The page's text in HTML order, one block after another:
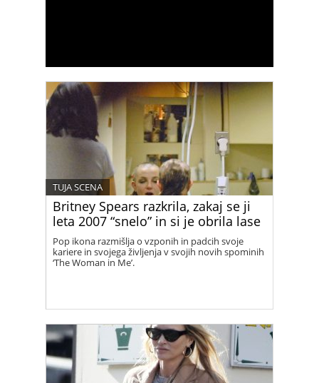
Britney Spears razkrila, zakaj se ji
leta 2007 “snelo” in si je obrila lase
TUJA SCENA
Pop ikona razmišlja o vzponih in padcih svoje
kariere in svojega življenja v svojih novih spominih
‘The Woman in Me’.